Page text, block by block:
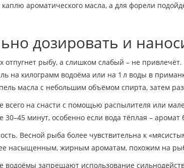
ароматического масла, а для форели
дозировать и
отпугнет рыбу, а слишком слабый – не
на килограмм водоёма или на 1 л воды в
масла с небольшим объёмом спирта, затем
всего на снасти с помощью распылителя или
30–45 минут, особенно если вода тёплая –
Весной рыба более чувствительна к
насыщенным, жирным ароматам, похожим на
водоёмы запрещают использование